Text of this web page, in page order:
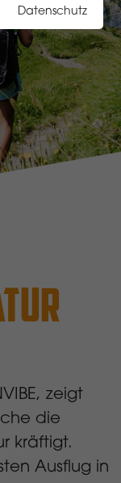
zeigt
die
kräftigt.
Ausflug in
Datenschutz